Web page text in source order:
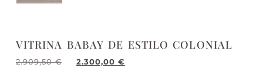
VITRINA BABAY DE ESTILO COLONIAL
2.909,50€ 2.300,00 €